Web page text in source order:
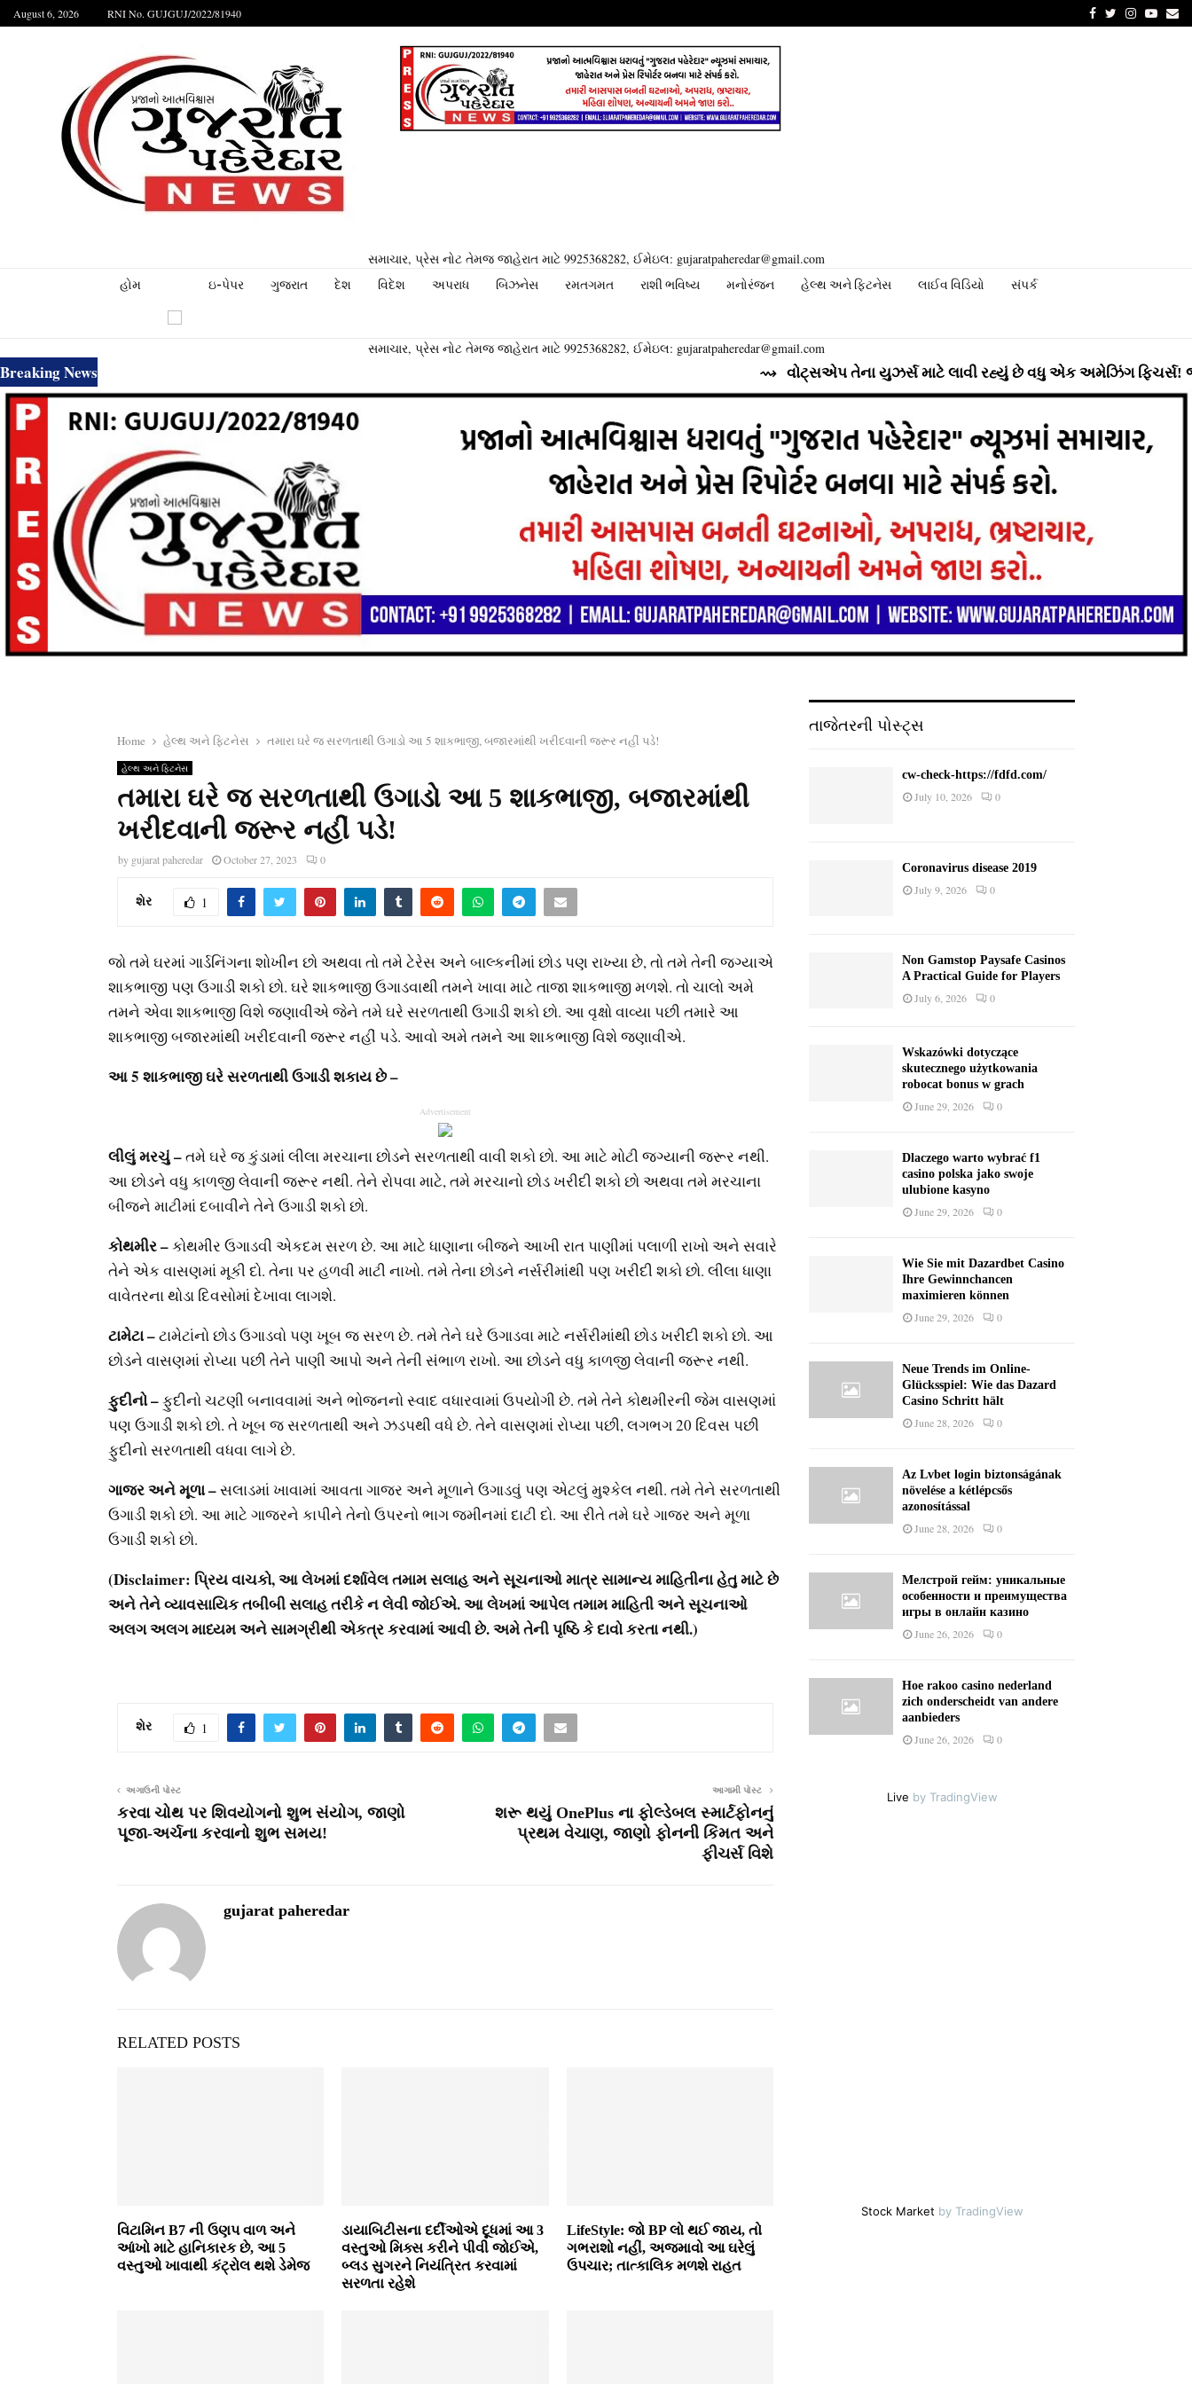
August 6, 2026 RNI No. GUJGUJ/2022/81940 FacebookTwitter
Instagram
સમાચાર, પ્રેસ નોટ તેમજ જાહેરાત માટે 9925368282, ઈમેઇલ: gujaratpaheredar@gmail.com
હોમ ઇ-પેપર ગુજરાત દેશ વિદેશ અપરાધ બિઝનેસ રમતગમત રાશી ભવિષ્ય મનોરંજન હેલ્થ અને ફિટનેસ લાઈવ વિડિયો સંપર્ક
સમાચાર, પ્રેસ નોટ તેમજ જાહેરાત માટે 9925368282, ઈમેઇલ: gujaratpaheredar@gmail.com
Breaking News ⇝ વોટ્સએપ તેના યુઝર્સ માટે લાવી રહ્યું છે વધુ એક અમેઝિંગ ફિચર્સ! જાણો
Home હેલ્થ અને ફિટનેસ તમારા ઘરે જ સરળતાથી ઉગાડો આ 5 શાકભાજી, બજારમાંથી ખરીદવાની જરૂર નહીં પડે!
હેલ્થ અને ફિટનેસ
તમારા ઘરે જ સરળતાથી ઉગાડો આ 5 શાકભાજી, બજારમાંથી
ખરીદવાની જરૂર નહીં પડે!
by gujarat paheredar October 27, 2023 0
શેર 1
જો તમે ઘરમાં ગાર્ડનિંગના શોખીન છો અથવા તો તમે ટેરેસ અને બાલ્કનીમાં છોડ પણ રાખ્યા છે, તો તમે તેની જગ્યાએ
શાકભાજી પણ ઉગાડી શકો છો. ઘરે શાકભાજી ઉગાડવાથી તમને ખાવા માટે તાજા શાકભાજી મળશે. તો ચાલો અમે
તમને એવા શાકભાજી વિશે જણાવીએ જેને તમે ઘરે સરળતાથી ઉગાડી શકો છો. આ વૃક્ષો વાવ્યા પછી તમારે આ
શાકભાજી બજારમાંથી ખરીદવાની જરૂર નહીં પડે. આવો અમે તમને આ શાકભાજી વિશે જણાવીએ.
આ 5 શાકભાજી ઘરે સરળતાથી ઉગાડી શકાય છે –
Advertisement
લીલું મરચું –તમે ઘરે જ કુંડામાં લીલા મરચાના છોડને સરળતાથી વાવી શકો છો. આ માટે મોટી જગ્યાની જરૂર નથી.
આ છોડને વધુ કાળજી લેવાની જરૂર નથી. તેને રોપવા માટે, તમે મરચાનો છોડ ખરીદી શકો છો અથવા તમે મરચાના
બીજને માટીમાં દબાવીને તેને ઉગાડી શકો છો.
કોથમીર –કોથમીર ઉગાડવી એકદમ સરળ છે. આ માટે ધાણાના બીજને આખી રાત પાણીમાં પલાળી રાખો અને સવારે
તેને એક વાસણમાં મૂકી દો. તેના પર હળવી માટી નાખો. તમે તેના છોડને નર્સરીમાંથી પણ ખરીદી શકો છો. લીલા ધાણા
વાવેતરના થોડા દિવસોમાં દેખાવા લાગશે.
ટામેટા –ટામેટાંનો છોડ ઉગાડવો પણ ખૂબ જ સરળ છે. તમે તેને ઘરે ઉગાડવા માટે નર્સરીમાંથી છોડ ખરીદી શકો છો. આ
છોડને વાસણમાં રોપ્યા પછી તેને પાણી આપો અને તેની સંભાળ રાખો. આ છોડને વધુ કાળજી લેવાની જરૂર નથી.
ફુદીનો –ફુદીનો ચટણી બનાવવામાં અને ભોજનનો સ્વાદ વધારવામાં ઉપયોગી છે. તમે તેને કોથમીરની જેમ વાસણમાં
પણ ઉગાડી શકો છો. તે ખૂબ જ સરળતાથી અને ઝડપથી વધે છે. તેને વાસણમાં રોપ્યા પછી, લગભગ 20 દિવસ પછી
ફુદીનો સરળતાથી વધવા લાગે છે.
ગાજર અને મૂળા –સલાડમાં ખાવામાં આવતા ગાજર અને મૂળાને ઉગાડવું પણ એટલું મુશ્કેલ નથી. તમે તેને સરળતાથી
ઉગાડી શકો છો. આ માટે ગાજરને કાપીને તેનો ઉપરનો ભાગ જમીનમાં દાટી દો. આ રીતે તમે ઘરે ગાજર અને મૂળા
ઉગાડી શકો છો.
(Disclaimer: પ્રિય વાચકો, આ લેખમાં દર્શાવેલ તમામ સલાહ અને સૂચનાઓ માત્ર સામાન્ય માહિતીના હેતુ માટે છે
અને તેને વ્યાવસાયિક તબીબી સલાહ તરીકે ન લેવી જોઈએ. આ લેખમાં આપેલ તમામ માહિતી અને સૂચનાઓ
અલગ અલગ માધ્યમ અને સામગ્રીથી એકત્ર કરવામાં આવી છે. અમે તેની પૃષ્ઠિ કે દાવો કરતા નથી.)
શેર 1
અગાઉની પોસ્ટ
કરવા ચોથ પર શિવયોગનો શુભ સંયોગ, જાણો
પૂજા-અર્ચના કરવાનો શુભ સમય!
આગામી પોસ્ટ
શરૂ થયું OnePlus ના ફોલ્ડેબલ સ્માર્ટફોનનું
પ્રથમ વેચાણ, જાણો ફોનની કિંમત અને
ફીચર્સ વિશે
gujarat paheredar
RELATED POSTS
વિટામિન B7 ની ઉણપ વાળ અને
આંખો માટે હાનિકારક છે, આ 5
વસ્તુઓ ખાવાથી કંટ્રોલ થશે ડેમેજ
ડાયાબિટીસના દર્દીઓએ દૂધમાં આ 3
વસ્તુઓ મિક્સ કરીને પીવી જોઈએ,
બ્લડ સુગરને નિયંત્રિત કરવામાં
સરળતા રહેશે
LifeStyle: જો BP લો થઈ જાય, તો
ગભરાશો નહીં, અજમાવો આ ઘરેલું
ઉપચાર; તાત્કાલિક મળશે રાહત
તાજેતરની પોસ્ટ્સ
cw-check-https://fdfd.com/
July 10, 2026 0
Coronavirus disease 2019
July 9, 2026 0
Non Gamstop Paysafe Casinos
A Practical Guide for Players
July 6, 2026 0
Wskazówki dotyczące
skutecznego użytkowania
robocat bonus w grach
June 29, 2026 0
Dlaczego warto wybrać f1
casino polska jako swoje
ulubione kasyno
June 29, 2026 0
Wie Sie mit Dazardbet Casino
Ihre Gewinnchancen
maximieren können
June 29, 2026 0
Neue Trends im Online-
Glücksspiel: Wie das Dazard
Casino Schritt hält
June 28, 2026 0
Az Lvbet login biztonságának
növelése a kétlépcsős
azonosítással
June 28, 2026 0
Мелстрой гейм: уникальные
особенности и преимущества
игры в онлайн казино
June 26, 2026 0
Hoe rakoo casino nederland
zich onderscheidt van andere
aanbieders
June 26, 2026 0
Live by TradingView
Stock Marketby TradingView